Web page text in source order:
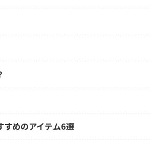
すめのアイテム6選